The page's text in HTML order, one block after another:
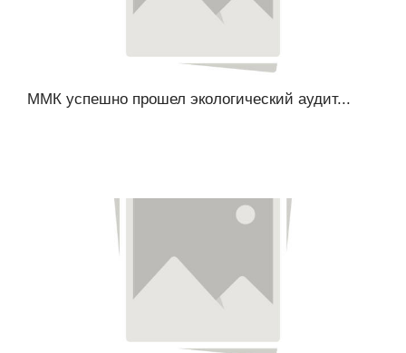
ММК успешно прошел экологический аудит...